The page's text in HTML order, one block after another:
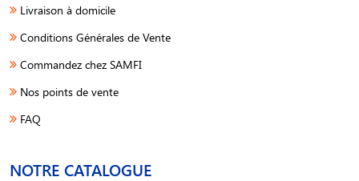
Livraison à domicile
Conditions Générales de Vente
Commandez chez SAMFI
Nos points de vente
FAQ
NOTRE CATALOGUE